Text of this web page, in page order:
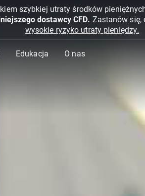
szybkiej utraty środków
dostawcy CFD. Zastanów się,
wysokie ryzyko utraty pieniędzy.
Edukacja O nas